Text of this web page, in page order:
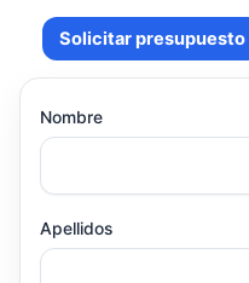
Solicitar presupuesto
Nombre
Apellidos